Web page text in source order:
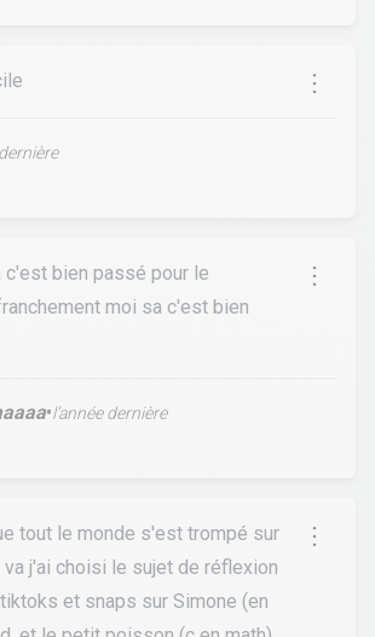
c'est bien passé pour le
moi sa c'est bien
•l’année dernière
tout le monde s'est trompé sur
va j'ai choisi le sujet de réflexion
et snaps sur Simone (en